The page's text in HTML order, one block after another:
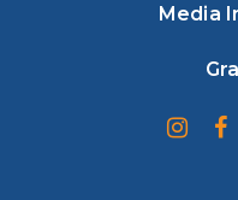
Media